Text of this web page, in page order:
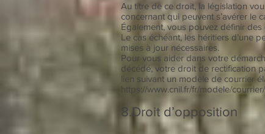
Au titre de ce droit, la législation
concernant qui peuvent s’avérer le
Également, vous pouvez définir
Le cas échéant, les héritiers d’une
mises à jour nécessaires.
Pour vous aider dans votre
décédé, votre droit de rectification
lien suivant un modèle de courrier
https://www.cnil.fr/fr/modele/
8.Droit d’opposition